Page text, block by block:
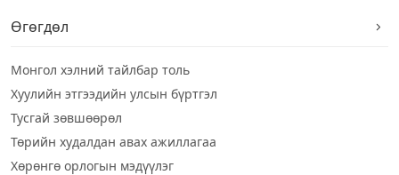
Өгөгдөл
Монгол хэлний тайлбар толь
Хуулийн этгээдийн улсын бүртгэл
Тусгай зөвшөөрөл
Төрийн худалдан авах ажиллагаа
Хөрөнгө орлогын мэдүүлэг